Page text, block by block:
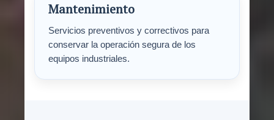
Mantenimiento
Servicios preventivos y correctivos para
conservar la operación segura de los
equipos industriales.